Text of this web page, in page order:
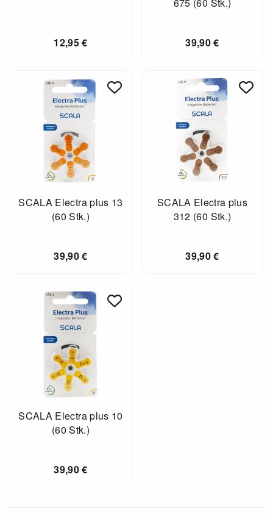
12,95€
675 (60 Stk.)
39,90€
SCALA Electra plus 13
(60 Stk.)
39,90€
SCALA Electra plus
312 (60 Stk.)
39,90€
SCALA Electra plus 10
(60 Stk.)
39,90€